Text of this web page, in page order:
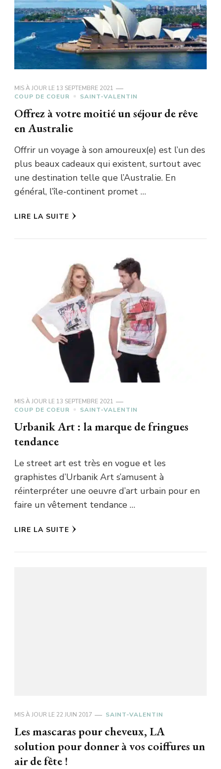
MIS À JOUR LE 13 SEPTEMBRE 2021
COUP DE COEUR
SAINT-VALENTIN
Offrez à votre moitié un séjour de rêve
en Australie
Offrir un voyage à son amoureux(e) est l’un des
plus beaux cadeaux qui existent, surtout avec
une destination telle que l’Australie. En
général, l’île-continent promet …
LIRE LA SUITE
MIS À JOUR LE 13 SEPTEMBRE 2021
COUP DE COEUR
SAINT-VALENTIN
Urbanik Art : la marque de fringues
tendance
Le street art est très en vogue et les
graphistes d’Urbanik Art s’amusent à
réinterpréter une oeuvre d’art urbain pour en
faire un vêtement tendance …
LIRE LA SUITE
MIS À JOUR LE 22 JUIN 2017 SAINT-VALENTIN
Les mascaras pour cheveux, LA
solution pour donner à vos coiffures un
air de fête !